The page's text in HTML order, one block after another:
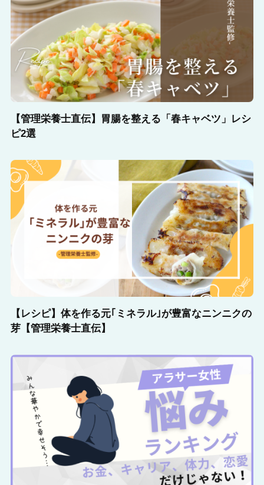
【管理栄養士直伝】胃腸を整える「春キャベツ」レシ
ピ2選
【レシピ】体を作る元｢ミネラル｣が豊富なニンニクの
芽【管理栄養士直伝】